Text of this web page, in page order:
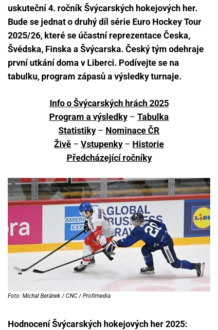
uskuteční 4. ročník Švýcarských hokejových her.
Bude se jednat o druhý díl série Euro Hockey Tour
2025/26, které se účastní reprezentace Česka,
Švédska, Finska a Švýcarska. Český tým odehraje
první utkání doma v Liberci. Podívejte se na
tabulku, program zápasů a výsledky turnaje.
Info o Švýcarských hrách 2025
Program a výsledky – Tabulka
Statistiky – Nominace ČR
Živě – Vstupenky – Historie
Předcházející ročníky
Foto: Michal Beránek / CNC / Profimedia
Hodnocení Švýcarských hokejových her 2025: